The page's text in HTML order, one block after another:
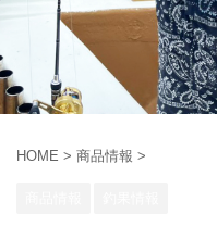
HOME > 商品情報 >